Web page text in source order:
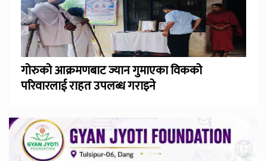
गोरुको आक्रमणबाट ज्यान गुमाएका विकको
परिवारलाई राहत उपलब्ध गराइने